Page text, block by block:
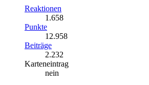
Reaktionen
1.658
Punkte
12.958
Beiträge
2.232
Karteneintrag
nein